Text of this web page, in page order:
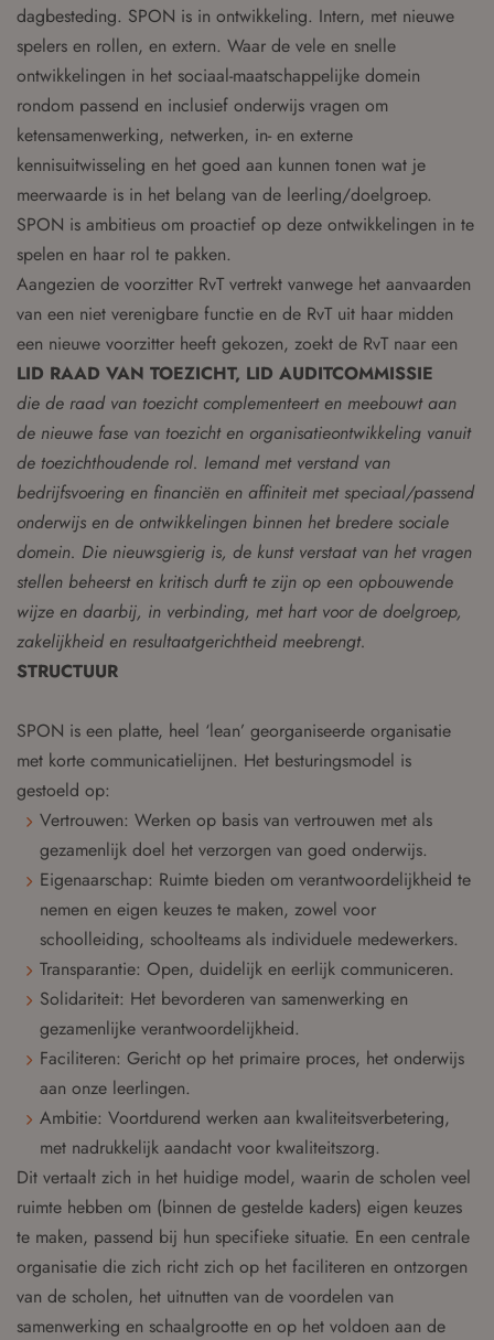
dagbesteding. SPON is in ontwikkeling. Intern, met nieuwe
spelers en rollen, en extern. Waar de vele en snelle
ontwikkelingen in het sociaal-maatschappelijke domein
rondom passend en inclusief onderwijs vragen om
ketensamenwerking, netwerken, in- en externe
kennisuitwisseling en het goed aan kunnen tonen wat je
meerwaarde is in het belang van de leerling/doelgroep.
SPON is ambitieus om proactief op deze ontwikkelingen in te
spelen en haar rol te pakken.
Aangezien de voorzitter RvT vertrekt vanwege het aanvaarden
van een niet verenigbare functie en de RvT uit haar midden
een nieuwe voorzitter heeft gekozen, zoekt de RvT naar een
LID RAAD VAN TOEZICHT, LID AUDITCOMMISSIE
die de raad van toezicht complementeert en meebouwt aan
de nieuwe fase van toezicht en organisatieontwikkeling vanuit
de toezichthoudende rol. Iemand met verstand van
bedrijfsvoering en financiën en affiniteit met speciaal/passend
onderwijs en de ontwikkelingen binnen het bredere sociale
domein. Die nieuwsgierig is, de kunst verstaat van het vragen
stellen beheerst en kritisch durft te zijn op een opbouwende
wijze en daarbij, in verbinding, met hart voor de doelgroep,
zakelijkheid en resultaatgerichtheid meebrengt.
STRUCTUUR
SPON is een platte, heel ‘lean’ georganiseerde organisatie
met korte communicatielijnen. Het besturingsmodel is
gestoeld op:
Vertrouwen: Werken op basis van vertrouwen met als
gezamenlijk doel het verzorgen van goed onderwijs.
Eigenaarschap: Ruimte bieden om verantwoordelijkheid te
nemen en eigen keuzes te maken, zowel voor
schoolleiding, schoolteams als individuele medewerkers.
Transparantie: Open, duidelijk en eerlijk communiceren.
Solidariteit: Het bevorderen van samenwerking en
gezamenlijke verantwoordelijkheid.
Faciliteren: Gericht op het primaire proces, het onderwijs
aan onze leerlingen.
Ambitie: Voortdurend werken aan kwaliteitsverbetering,
met nadrukkelijk aandacht voor kwaliteitszorg.
Dit vertaalt zich in het huidige model, waarin de scholen veel
ruimte hebben om (binnen de gestelde kaders) eigen keuzes
te maken, passend bij hun specifieke situatie. En een centrale
organisatie die zich richt zich op het faciliteren en ontzorgen
van de scholen, het uitnutten van de voordelen van
samenwerking en schaalgrootte en op het voldoen aan de